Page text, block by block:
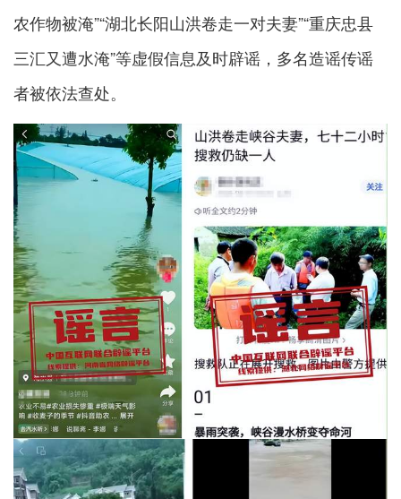
农作物被淹”“湖北长阳山洪卷走一对夫妻”“重庆忠县
三汇又遭水淹”等虚假信息及时辟谣，多名造谣传谣
者被依法查处。